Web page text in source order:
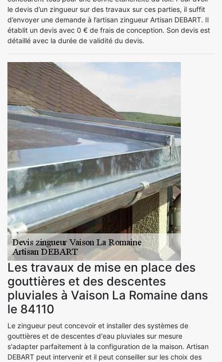
le devis d’un zingueur sur des travaux sur ces parties, il suffit
d’envoyer une demande à l’artisan zingueur Artisan DEBART. Il
établit un devis avec 0 € de frais de conception. Son devis est
détaillé avec la durée de validité du devis.
Les travaux de mise en place des
gouttières et des descentes
pluviales à Vaison La Romaine dans
le 84110
Le zingueur peut concevoir et installer des systèmes de
gouttières et de descentes d'eau pluviales sur mesure
s'adapter parfaitement à la configuration de la maison. Artisan
DEBART peut intervenir et il peut conseiller sur les choix des